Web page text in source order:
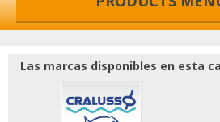
Las marcas disponibles en esta